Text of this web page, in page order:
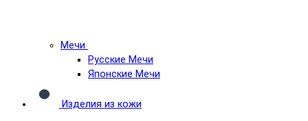
Мечи
Русские Мечи
Японские Мечи
Изделия из кожи